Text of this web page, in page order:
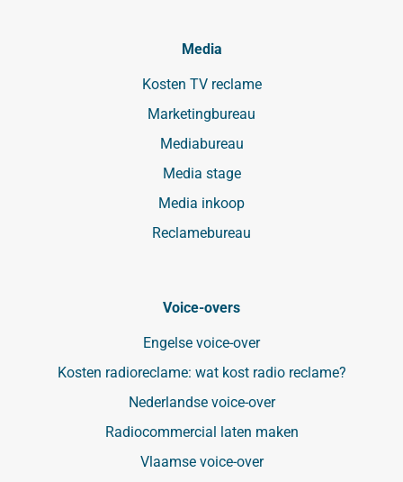
Media
Kosten TV reclame
Marketingbureau
Mediabureau
Media stage
Media inkoop
Reclamebureau
Voice-overs
Engelse voice-over
Kosten radioreclame: wat kost radio reclame?
Nederlandse voice-over
Radiocommercial laten maken
Vlaamse voice-over